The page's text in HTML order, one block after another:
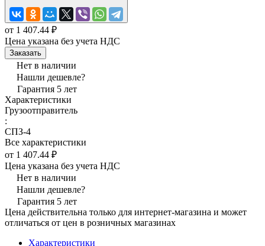
от 1 407.44 ₽
Цена указана без учета НДС
Заказать
Нет в наличии
Нашли дешевле?
Гарантия 5 лет
Характеристики
Грузоотправитель
:
СПЗ-4
Все характеристики
от 1 407.44 ₽
Цена указана без учета НДС
Нет в наличии
Нашли дешевле?
Гарантия 5 лет
Цена действительна только для интернет-магазина и может
отличаться от цен в розничных магазинах
Характеристики